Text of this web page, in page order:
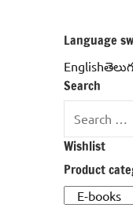
Language
Search
Search
for:
Wishlist
Product